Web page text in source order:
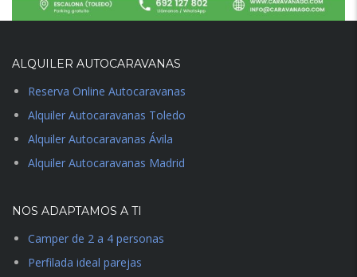
ALQUILER AUTOCARAVANAS
Reserva Online Autocaravanas
Alquiler Autocaravanas Toledo
Alquiler Autocaravanas Ávila
Alquiler Autocaravanas Madrid
NOS ADAPTAMOS A TI
Camper de 2 a 4 personas
Perfilada ideal parejas